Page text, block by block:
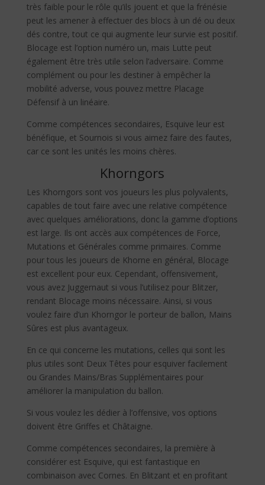
très faible pour le rôle qu’ils jouent et que la frénésie
peut les amener à effectuer des blocs à un dé ou deux
dés contre, tout ce qui augmente leur survie est positif.
Blocage est l’option numéro un, mais Lutte peut
également être très utile selon l’adversaire. Comme
complément ou pour les destiner à empêcher la
mobilité adverse, vous pouvez mettre Placage
Défensif à un linéaire.
Comme compétences secondaires, Esquive leur est
bénéfique, et Sournois si vous aimez faire des fautes,
car ce sont les unités les moins chères.
Khorngors
Les Khorngors sont vos joueurs les plus polyvalents,
capables de tout faire avec une relative compétence
avec quelques améliorations, donc la gamme d’options
est large. Ils ont accès aux compétences de Force,
Mutations et Générales comme primaires. Comme
pour tous les joueurs de Khorne en général, Blocage
est excellent pour eux. Cependant, offensivement,
vous avez Juggernaut si vous l’utilisez pour Blitzer,
rendant Blocage moins nécessaire. Ainsi, si vous
voulez faire d’un Khorngor le porteur de ballon, Mains
Sûres est plus avantageux.
En ce qui concerne les mutations, celles qui sont les
plus utiles sont Deux Têtes pour esquiver facilement
ou Grandes Mains/Bras Supplémentaires pour
améliorer la manipulation du ballon.
Si vous voulez les dédier à l’offensive, vos options
doivent être Griffes et Châtaigne.
Comme compétences secondaires, la première à
considérer est Esquive, qui est fantastique en
combinaison avec Cornes. En Blitzant et en profitant